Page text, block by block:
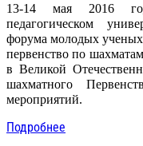
13-14 мая 2016
педагогическом
форума молодых ученых
первенство по
в Великой
шахматного
мероприятий.
Подробнее